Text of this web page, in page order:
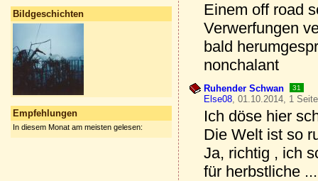
Bildgeschichten
Empfehlungen
In diesem Monat am meisten gelesen:
Einem off road
Verwerfungen
bald
nonchalant
Ruhender Schwan 31
Else08, 01.10.2014, 1
Ich döse hier
Die Welt ist so
Ja, richtig , ich
für herbstliche ...